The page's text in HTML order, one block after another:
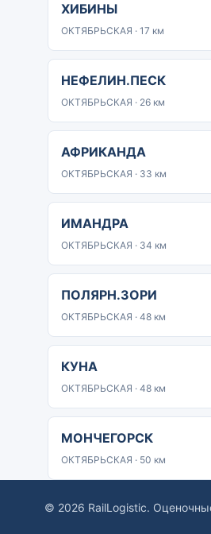
ХИБИНЫ
ОКТЯБРЬСКАЯ · 17 км
НЕФЕЛИН.ПЕСК
ОКТЯБРЬСКАЯ · 26 км
АФРИКАНДА
ОКТЯБРЬСКАЯ · 33 км
ИМАНДРА
ОКТЯБРЬСКАЯ · 34 км
ПОЛЯРН.ЗОРИ
ОКТЯБРЬСКАЯ · 48 км
КУНА
ОКТЯБРЬСКАЯ · 48 км
МОНЧЕГОРСК
ОКТЯБРЬСКАЯ · 50 км
© 2026 RailLogistic.